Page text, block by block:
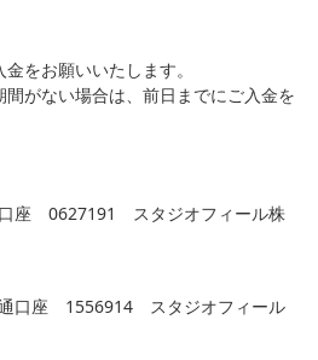
をお願いいたします。
がない場合は、前日までにご入金を
座 0627191 スタジオフィール株
口座 1556914 スタジオフィール